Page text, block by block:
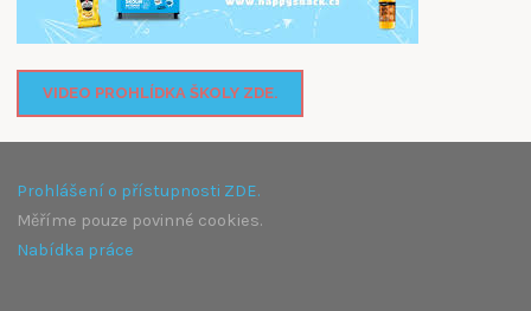
VIDEO PROHLÍDKA ŠKOLY ZDE.
Prohlášení o přístupnosti ZDE.
Měříme pouze povinné cookies.
Nabídka práce